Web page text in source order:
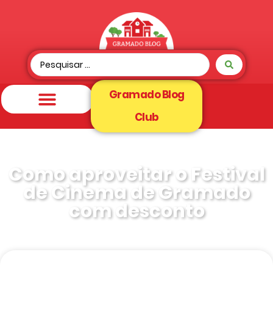
Gramado Blog
Club
Como aproveitar o Festival
de Cinema de Gramado
com desconto